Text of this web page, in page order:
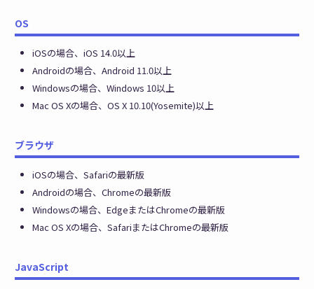
OS
iOSの場合、iOS 14.0以上
Androidの場合、Android 11.0以上
Windowsの場合、Windows 10以上
Mac OS Xの場合、OS X 10.10(Yosemite)以上
ブラウザ
iOSの場合、Safariの最新版
Androidの場合、Chromeの最新版
Windowsの場合、EdgeまたはChromeの最新版
Mac OS Xの場合、SafariまたはChromeの最新版
JavaScript